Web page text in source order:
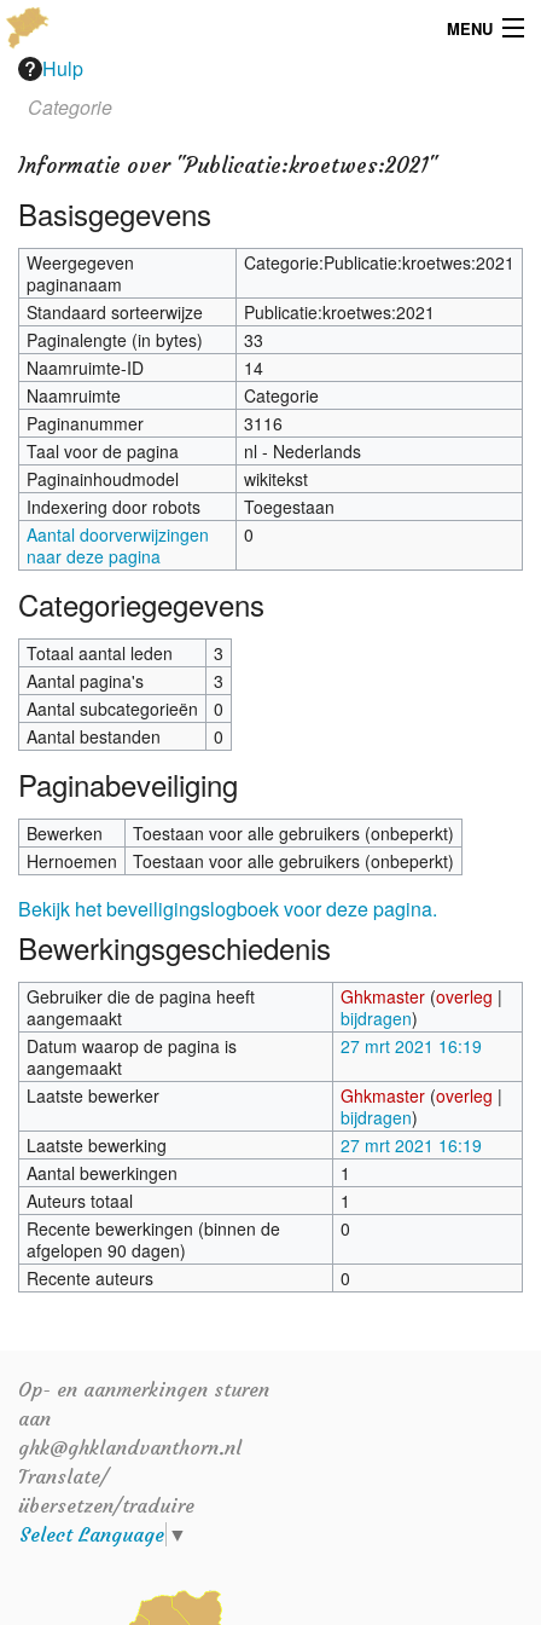
MENU
Menu
Locaties
Kaarten
Overig
Verenigingsinfo
Hulp
Categorie
Informatie over "Publicatie:kroetwes:2021"
Basisgegevens
Weergegeven
paginanaam
Categorie:Publicatie:kroetwes:2021
Standaard sorteerwijze
Publicatie:kroetwes:2021
Paginalengte (in bytes)
33
Naamruimte-ID
14
Naamruimte
Categorie
Paginanummer
3116
Taal voor de pagina
nl - Nederlands
Paginainhoudmodel
wikitekst
Indexering door robots
Toegestaan
Aantal doorverwijzingen
naar deze pagina
0
Categoriegegevens
Totaal aantal leden
3
Aantal pagina's
3
Aantal subcategorieën
0
Aantal bestanden
0
Paginabeveiliging
Bewerken
Toestaan voor alle gebruikers (onbeperkt)
Hernoemen
Toestaan voor alle gebruikers (onbeperkt)
Bekijk het beveiligingslogboek voor deze pagina.
Bewerkingsgeschiedenis
Gebruiker die de pagina heeft
aangemaakt
Ghkmaster (overleg |
bijdragen)
Datum waarop de pagina is
aangemaakt
27 mrt 2021 16:19
Laatste bewerker Ghkmaster (overleg |
bijdragen)
Laatste bewerking
27 mrt 2021 16:19
Aantal bewerkingen
1
Auteurs totaal
1
Recente bewerkingen (binnen de
afgelopen 90 dagen)
0
Recente auteurs 0
Op- en aanmerkingen sturen
aan
ghk@ghklandvanthorn.nl
Translate/
übersetzen/traduire
Select Language ▼